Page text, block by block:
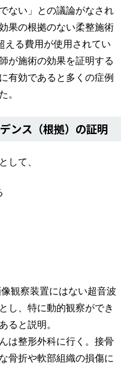
ない」との議論がなされ
果の根拠のない柔整施術
える費用が使用されてい
が施術の効果を証明する
有効であると多くの症例
。
ンス（根拠）の証明
して、
観察装置にはない超音波
し、特に動的観察ができ
ると説明。
は整形外科に行く。接骨
骨折や軟部組織の損傷に